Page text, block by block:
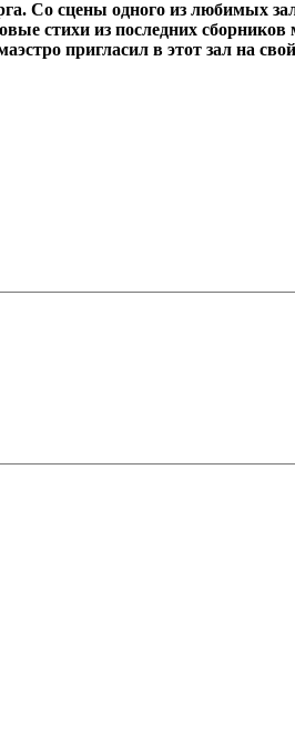
Со сцены одного из любимых
стихи из последних
пригласил в этот зал на